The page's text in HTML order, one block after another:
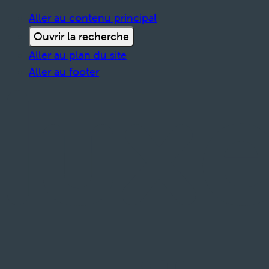
Aller au contenu principal
Ouvrir la recherche
Aller au plan du site
Aller au footer